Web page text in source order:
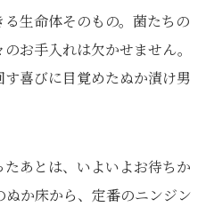
生命体そのもの。菌たちの
お手入れは欠かせません。
喜びに目覚めたぬか漬け男
あとは、いよいよお待ちか
か床から、定番のニンジン